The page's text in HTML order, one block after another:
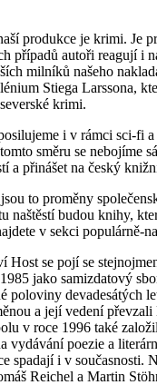
produkce je krimi. Je
případů autoři reagují i
milníků našeho
Stiega Larssona,
krimi.
i v rámci sci-fi
směru se nebojíme
a přinášet na český
to proměny
naštěstí budou knihy,
v sekci populárně-
Host se pojí se
jako samizdatový
poloviny devadesátých
a její vedení
v roce 1996 také
vydávání poezie a
spadají i v současnosti.
Reichel a Martin